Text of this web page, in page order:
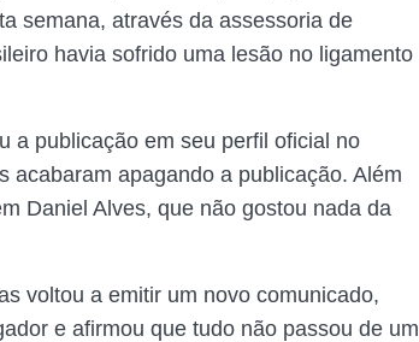
semana, através da assessoria de
havia sofrido uma lesão no ligamento
a publicação em seu perfil oficial no
acabaram apagando a publicação. Além
Daniel Alves, que não gostou nada da
voltou a emitir um novo comunicado,
e afirmou que tudo não passou de um